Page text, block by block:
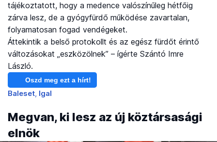
tájékoztatott, hogy a medence valószínűleg hétfőig
zárva lesz, de a gyógyfürdő működése zavartalan,
folyamatosan fogad vendégeket.
Áttekintik a belső protokollt és az egész fürdőt érintő
változásokat „eszközölnek” – ígérte Szántó Imre
László.
Oszd meg ezt a hírt!
Baleset Igal
Megvan, ki lesz az új köztársasági
elnök